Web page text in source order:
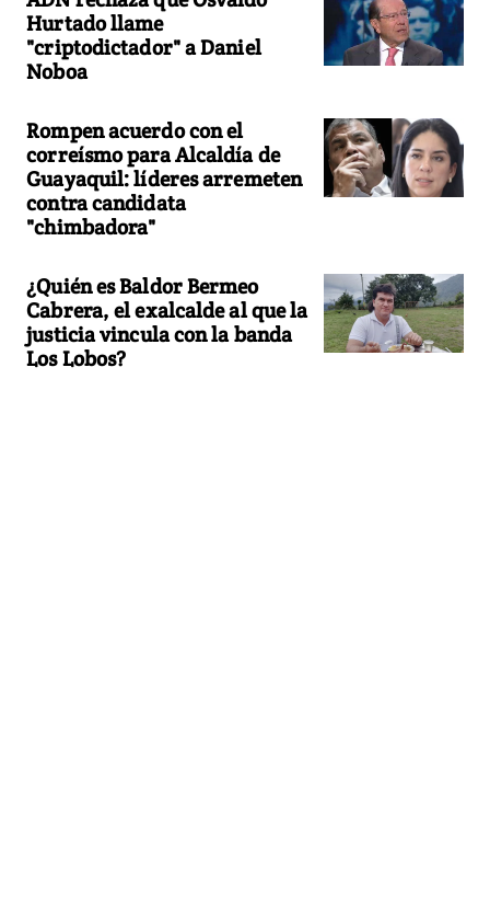
Hurtado llame
"criptodictador" a Daniel
Noboa
Rompen acuerdo con el
correísmo para Alcaldía de
Guayaquil: líderes arremeten
contra candidata
"chimbadora"
¿Quién es Baldor Bermeo
Cabrera, el exalcalde al que la
justicia vincula con la banda
Los Lobos?